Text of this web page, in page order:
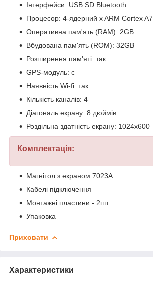
Інтерфейси: USB SD Bluetooth
Процесор: 4-ядерний x ARM Cortex A7
Оперативна пам'ять (RAM): 2GB
Вбудована пам'ять (ROM): 32GB
Розширення пам'яті: так
GPS-модуль: є
Наявність Wi-fi: так
Кількість каналів: 4
Діагональ екрану: 8 дюймів
Роздільна здатність екрану: 1024х600
Комплектація:
Магнітол з екраном 7023A
Кабелі підключення
Монтажні пластини - 2шт
Упаковка
Приховати
Характеристики